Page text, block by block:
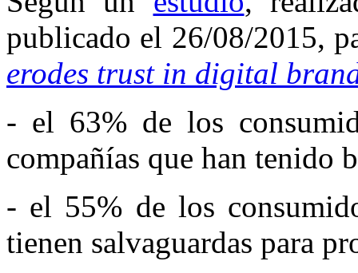
publicado el 26/08/2015,
erodes trust in digital
- el 63% de los
compañías que han tenido
- el 55% de los
tienen salvaguardas para